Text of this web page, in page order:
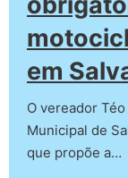
em
O vereador
Municipal de
que propõe a…